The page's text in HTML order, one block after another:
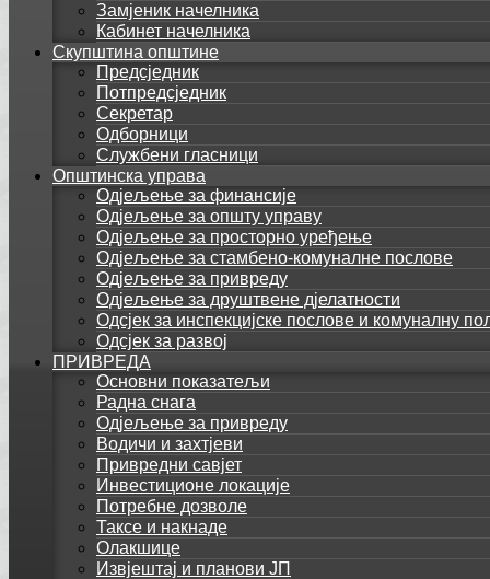
Замјеник начелника
Кабинет начелника
Скупштина општине
Предсједник
Потпредсједник
Секретар
Одборници
Службени гласници
Општинска управа
Одјељење за финансије
Одјељење за општу управу
Одјељење за просторно уређење
Одјељење за стамбено-комуналне послове
Одјељење за привреду
Одјељење за друштвене дјелатности
Одсјек за инспекцијске послове и комуналну
Одсјек за развој
ПРИВРЕДА
Основни показатељи
Радна снага
Одјељење за привреду
Водичи и захтјеви
Привредни савјет
Инвестиционе локације
Потребне дозволе
Таксе и накнаде
Олакшице
Извјештај и планови ЈП